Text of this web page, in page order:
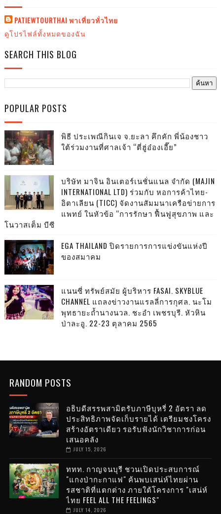
PATIEWTOURTHAI พาเที่ยวทั่วไทย
ดูโปรไฟล์ทั้งหมดของฉัน
SEARCH THIS BLOG
POPULAR POSTS
พิธี ประเพณีกินเจ จ.ยะลา คึกคัก พี่น้องชาว
ใต้ร่วมงานที่ศาลเจ้า “ตี่ฮู่อ๋องเอี๊ย”
บริษัท มาจิน อินเตอร์เนชั่นแนล จำกัด (MAJIN
INTERNATIONAL LTD) ร่วมกับ หอการค้าไทย-
อิตาเลียน (TICC) จัดงานสัมมนาเครือข่ายการ
แพทย์ ในหัวข้อ “การรักษา ฟื้นฟูสุขภาพ และ
โนวาสเต็ม บีซี
EGA THAILAND ปิดรายการการแข่งขันแห่งปี
ของสมาคม
แนนซี่ ทรัพย์สมัย ผู้บริหาร FASAI. SKYBLUE
CHANNEL แถลงข่าวงานแรลลี่การกุศล. นะโม
พุทธายะถ้ำนางนวล. ชะอำ เพชรบุรี. หัวหิน
ป่าละอู. 22-23 ตุลาคม 2565
RANDOM POSTS
อธิบดีสรรพสามิตรับภาษีบุหรี่ 2 อัตรา ลด
ประสิทธิภาพจัดเก็บรายได้ เตรียมชงโครง
สร้างอัตราเดียว รอรับฟังนักวิชาการก่อน
เสนอคลัง
JULY 15, 2026
ททท. กาญจนบุรี ชวนเปิดประสบการณ์
"แกงป่ากะกาแฟ" ค้นพบเสน่ห์ไทยผ่าน
รสชาติที่แตกต่าง ภายใต้โครงการ "เสน่ห์
ไทย FEEL ALL THE FEELINGS"
JULY 14, 2026